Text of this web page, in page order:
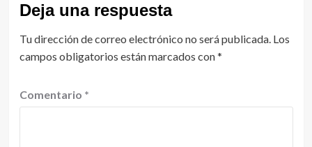
Deja una respuesta
Tu dirección de correo electrónico no será publicada. Los
campos obligatorios están marcados con*
Comentario *